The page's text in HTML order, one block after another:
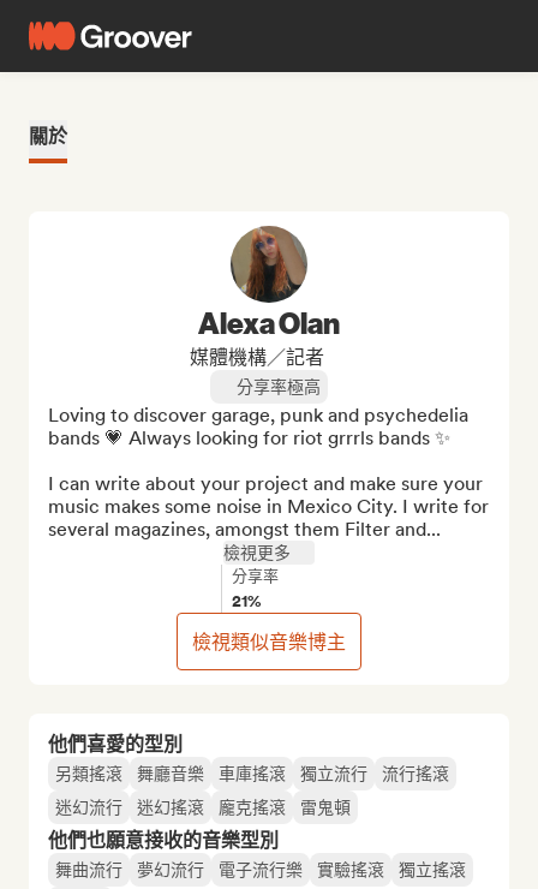
關於
他們喜愛的型別
另類搖滾 舞廳音樂 車庫搖滾 獨立流行
流行搖滾
迷幻流行
迷幻搖滾 龐克搖滾 雷鬼頓
他們也願意接收的音樂型別
舞曲流行 夢幻流行 電子流行樂 實驗搖滾
獨立搖滾
Alexa Olan
媒體機構／記者
分享率極高
Loving to discover garage, punk and psychedelia
bands 💗 Always looking for riot grrrls bands ✨
I can write about your project and make sure your
music makes some noise in Mexico City. I write for
several magazines, amongst them Filter and...
檢視更多
分享率
21%
檢視類似音樂博主